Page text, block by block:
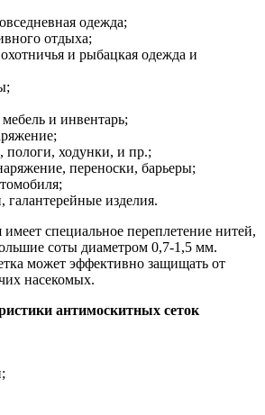
одежда;
отдыха;
и рыбацкая одежда и
мебель и инвентарь;
пологи, ходунки, и пр.;
переноски, барьеры;
галантерейные изделия.
специальное переплетение нитей,
соты диаметром 0,7-1,5 мм.
может эффективно защищать от
насекомых.
антимоскитных сеток